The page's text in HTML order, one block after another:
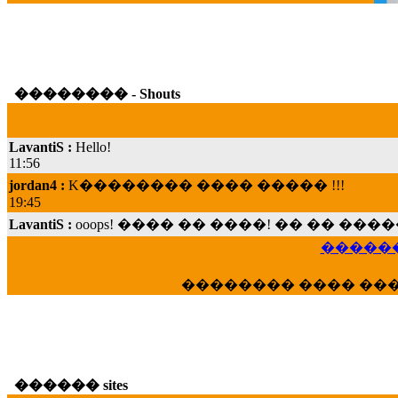
�������� - Shouts
11:56
jordan4 :
19:45
LavantiS :
���; ���� ��� ��� �������� ����
veronica :E���� 2012 ��� ����� ���
�������� ����
������ sites